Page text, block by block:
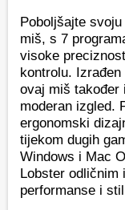
Poboljšajte
miš, s 7
visoke
kontrolu.
ovaj miš također
moderan izgled.
ergonomski
tijekom dugih
Windows i Mac
Lobster odličnim
performanse i